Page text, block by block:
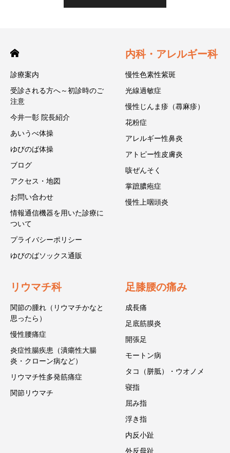
診療案内
受診される方へ～初診時のご
注意
今井一彰 院長紹介
あいうべ体操
ゆびのば体操
ブログ
アクセス・地図
お問い合わせ
情報通信機器を用いた診療に
ついて
プライバシーポリシー
ゆびのばソックス通販
内科・アレルギー科
慢性色素性紫斑
光線過敏症
慢性じんま疹（蕁麻疹）
花粉症
アレルギー性鼻炎
アトピー性皮膚炎
咳ぜんそく
掌蹠膿疱症
慢性上咽頭炎
リウマチ科
関節の腫れ（リウマチかなと
思ったら）
慢性腰痛症
炎症性腸疾患（潰瘍性大腸
炎・クローン病など）
リウマチ性多発筋痛症
関節リウマチ
足膝腰の痛み
成長痛
足底筋膜炎
開張足
モートン病
タコ（胼胝）・ウオノメ
寝指
屈み指
浮き指
内反小趾
外反母趾